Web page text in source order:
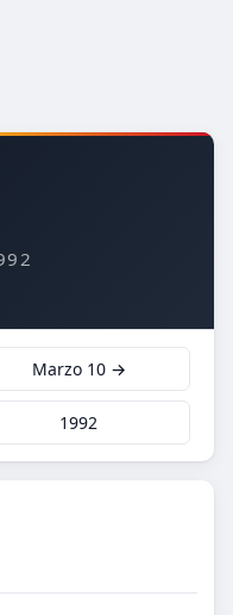
Marzo 10 →
1992